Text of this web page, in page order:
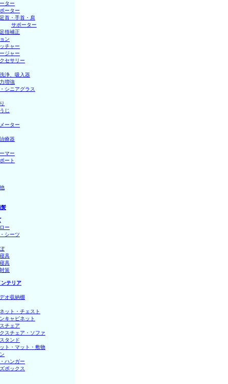
ター
ーター
首・手首・肩
サポーター
指補正
ン
チャー
ジャー
セサリー
浄、吸入器
増強
シニアグラス
じ
ーター
療器
マー
ート
髪
ー
シーツ
具
具
策
テリア
オ収納棚
ット・チェスト
キャビネット
チェア
スチェア・ソファ
タンド
ト・マット・敷物
ハンガー
ボックス